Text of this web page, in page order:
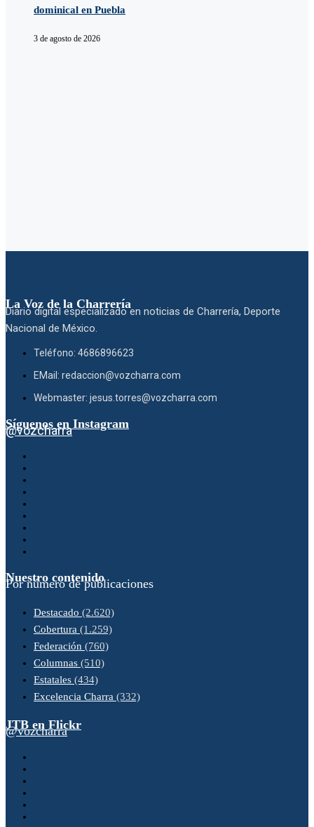
dominical en Puebla
3 de agosto de 2026
La Voz de la Charrería
Diario digital especializado en noticias de Charrería, Deporte
Nacional de México.
Teléfono: 4686896623
EMail: redaccion@vozcharra.com
Webmaster: jesus.torres@vozcharra.com
Síguenos en Instagram
@vozcharra
Nuestro contenido
Por número de publicaciones
Destacado (2.620)
Cobertura (1.259)
Federación (760)
Columnas (510)
Estatales (434)
Excelencia Charra (332)
JTB en Flickr
@vozcharra